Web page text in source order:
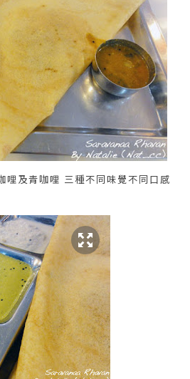
哩及青咖哩 三種不同味覺不同口感